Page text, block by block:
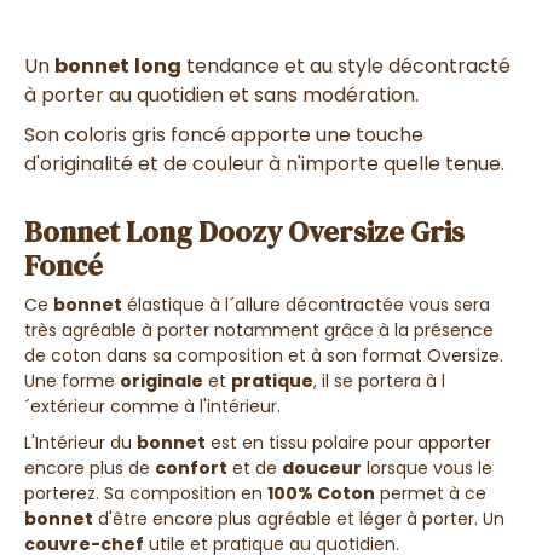
Un bonnet long tendance et au style décontracté
à porter au quotidien et sans modération.
Son coloris gris foncé apporte une touche
d'originalité et de couleur à n'importe quelle tenue.
Bonnet Long Doozy Oversize Gris
Foncé
Ce bonnet élastique à l´allure décontractée vous sera
très agréable à porter notamment grâce à la présence
de coton dans sa composition et à son format Oversize.
Une forme originale et pratique, il se portera à l
´extérieur comme à l'intérieur.
L'Intérieur du bonnet est en tissu polaire pour apporter
encore plus de confort et de douceur lorsque vous le
porterez. Sa composition en 100% Coton permet à ce
bonnet d'être encore plus agréable et léger à porter. Un
couvre-chef utile et pratique au quotidien.